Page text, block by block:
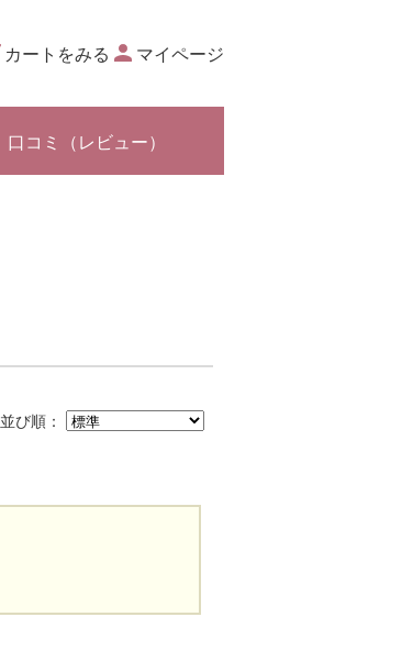
カートをみる マイページ
口コミ（レビュー）
並び順：